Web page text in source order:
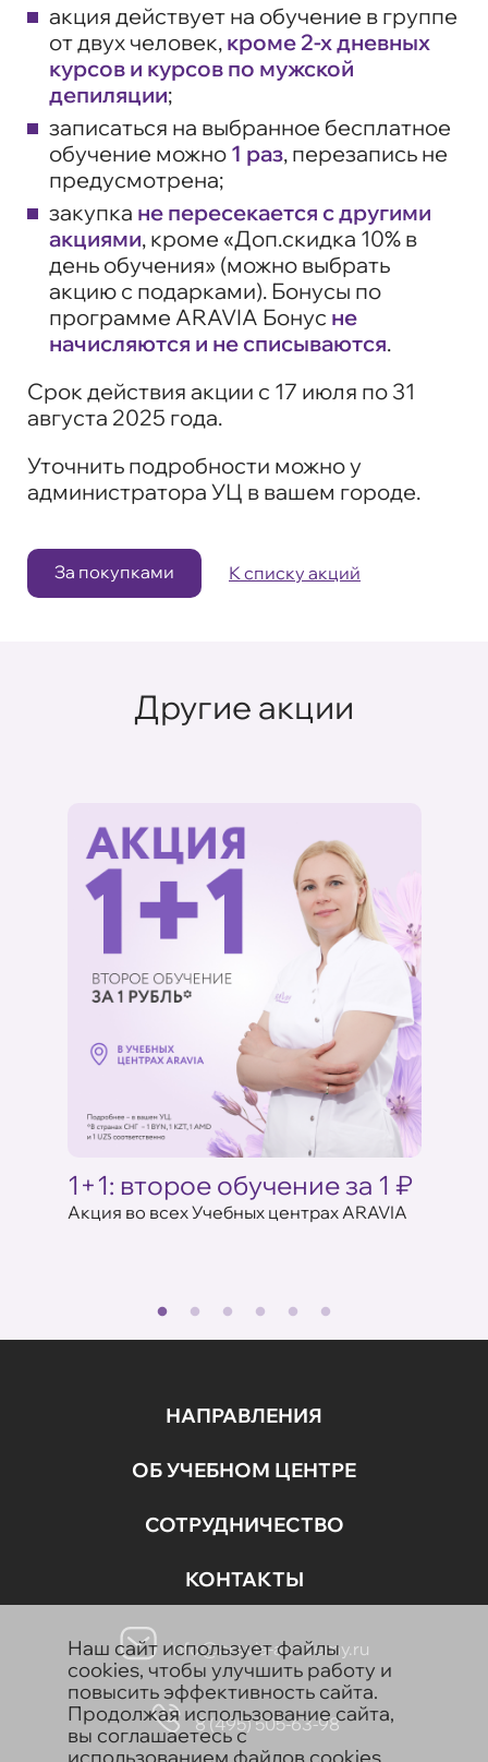
акция действует на обучение в группе
от двух человек, кроме 2-х дневных
курсов и курсов по мужской
депиляции;
записаться на выбранное бесплатное
обучение можно 1 раз, перезапись не
предусмотрена;
закупка не пересекается с другими
акциями, кроме «Доп.скидка 10% в
день обучения» (можно выбрать
акцию с подарками). Бонусы по
программе ARAVIA Бонус не
начисляются и не списываются.
Срок действия акции с 17 июля по 31
августа 2025 года.
Уточнить подробности можно у
администратора УЦ в вашем городе.
За покупками К списку акций
Другие акции
1+1: второе обучение за 1 ₽
Акция во всех Учебных центрах ARAVIA
НАПРАВЛЕНИЯ
ОБ УЧЕБНОМ ЦЕНТРЕ
СОТРУДНИЧЕСТВО
КОНТАКТЫ
info@aravia-academy.ru
8 (495) 505-63-98
Наш сайт использует файлы
cookies, чтобы улучшить работу и
повысить эффективность сайта.
Продолжая использование сайта,
вы соглашаетесь с